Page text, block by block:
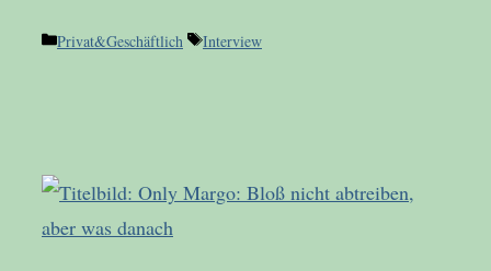
Kategorien
Privat&Geschäftlich Schlagwörter
Interview